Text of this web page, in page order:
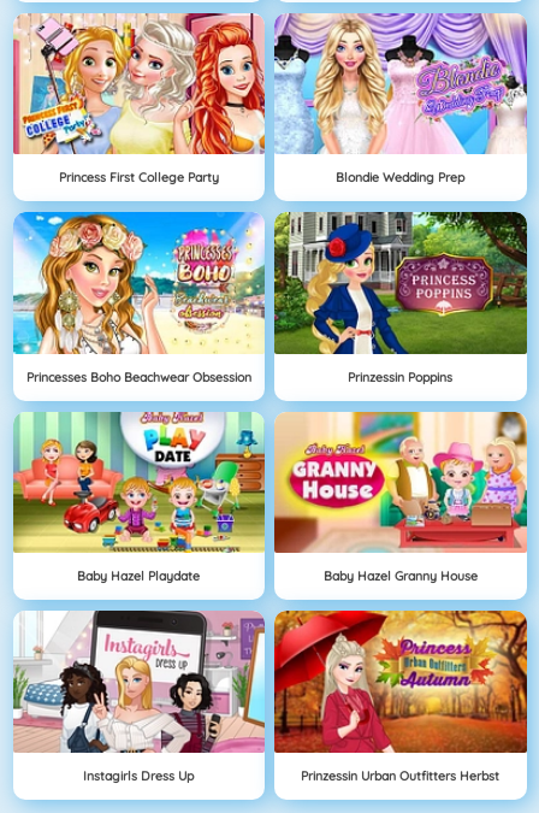
Princess First College Party Blondie Wedding Prep
Princesses Boho Beachwear Obsession Prinzessin Poppins
Baby Hazel Playdate Baby Hazel Granny House
Instagirls Dress Up Prinzessin Urban Outfitters Herbst